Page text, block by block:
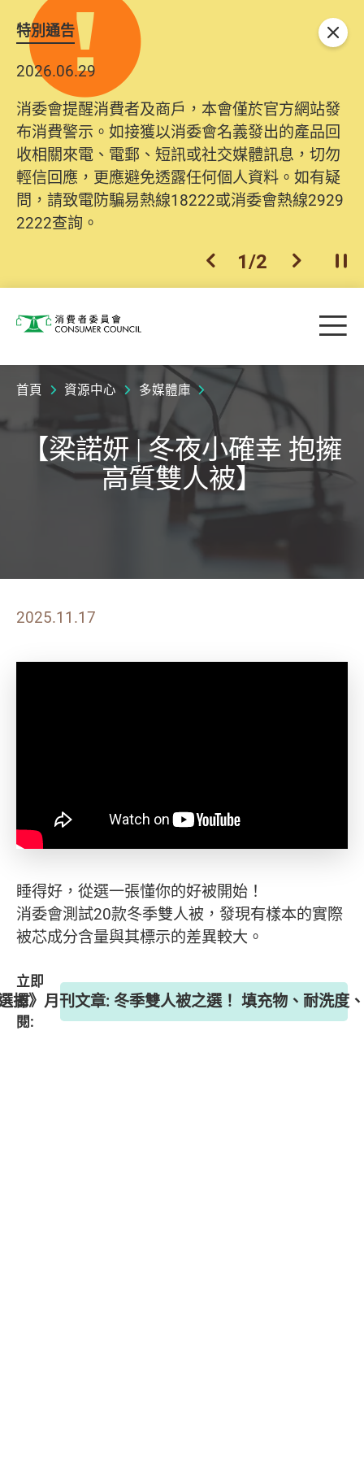
特別通告
2026.06.29
消委會提醒消費者及商戶，本會僅於官方網站發
布消費警示。如接獲以消委會名義發出的產品回
收相關來電、電郵、短訊或社交媒體訊息，切勿
輕信回應，更應避免透露任何個人資料。如有疑
問，請致電防騙易熱線18222或消委會熱線2929
2222查詢。
上一個
1/2 下一個開
關閉
消費者委員會 目
首頁 資源中心 多媒體庫
【梁諾妍 | 冬夜小確幸 抱擁
高質雙人被】
2025.11.17
睡得好，從選一張懂你的好被開始！
消委會測試20款冬季雙人被，發現有樣本的實際
被芯成分含量與其標示的差異較大。
立即
訂
閱:
擇》月刊文章: 冬季雙人被之選！ 填充物、耐洗度